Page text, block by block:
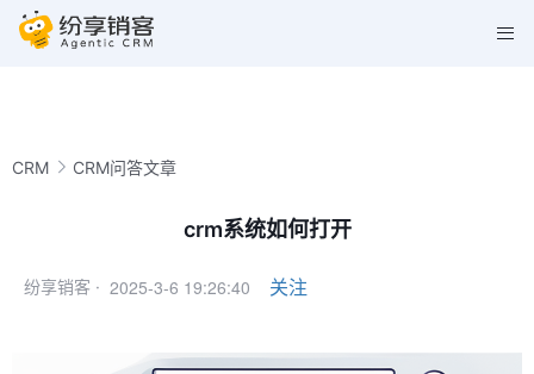
CRM CRM问答文章
crm系统如何打开
纷享销客 · 2025-3-6 19:26:40 关注